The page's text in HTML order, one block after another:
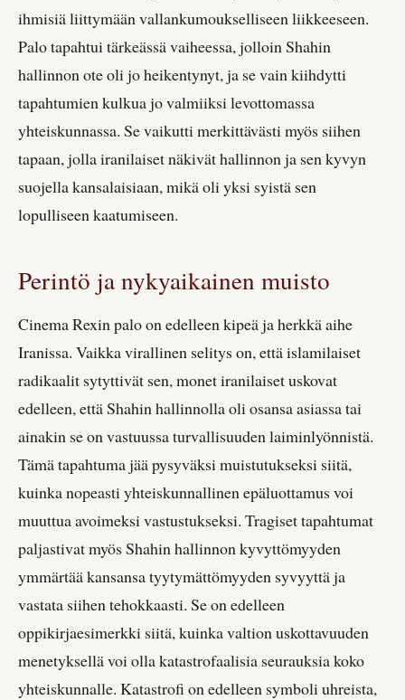
ihmisiä liittymään vallankumoukselliseen liikkeeseen.
Palo tapahtui tärkeässä vaiheessa, jolloin Shahin
hallinnon ote oli jo heikentynyt, ja se vain kiihdytti
tapahtumien kulkua jo valmiiksi levottomassa
yhteiskunnassa. Se vaikutti merkittävästi myös siihen
tapaan, jolla iranilaiset näkivät hallinnon ja sen kyvyn
suojella kansalaisiaan, mikä oli yksi syistä sen
lopulliseen kaatumiseen.
Perintö ja nykyaikainen muisto
Cinema Rexin palo on edelleen kipeä ja herkkä aihe
Iranissa. Vaikka virallinen selitys on, että islamilaiset
radikaalit sytyttivät sen, monet iranilaiset uskovat
edelleen, että Shahin hallinnolla oli osansa asiassa tai
ainakin se on vastuussa turvallisuuden laiminlyönnistä.
Tämä tapahtuma jää pysyväksi muistutukseksi siitä,
kuinka nopeasti yhteiskunnallinen epäluottamus voi
muuttua avoimeksi vastustukseksi. Tragiset tapahtumat
paljastivat myös Shahin hallinnon kyvyttömyyden
ymmärtää kansansa tyytymättömyyden syvyyttä ja
vastata siihen tehokkaasti. Se on edelleen
oppikirjaesimerkki siitä, kuinka valtion uskottavuuden
menetyksellä voi olla katastrofaalisia seurauksia koko
yhteiskunnalle. Katastrofi on edelleen symboli uhreista,